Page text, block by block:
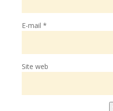
E-mail *
Site web